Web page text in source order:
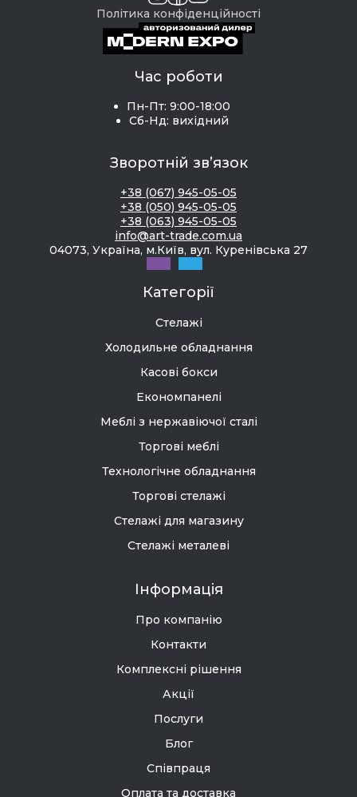
Політика конфіденційності
Час роботи
Пн-Пт: 9:00-18:00
Сб-Нд: вихідний
Зворотній зв’язок
+38 (067) 945-05-05
+38 (050) 945-05-05
+38 (063) 945-05-05
info@art-trade.com.ua
04073, Україна, м.Київ, вул. Куренівська 27
Категорії
Стелажі
Холодильне обладнання
Касові бокси
Економпанелі
Меблі з нержавіючої сталі
Торгові меблі
Технологічне обладнання
Торгові стелажі
Стелажі для магазину
Стелажі металеві
Інформація
Про компанію
Контакти
Комплексні рішення
Акції
Послуги
Блог
Співпраця
Оплата та доставка